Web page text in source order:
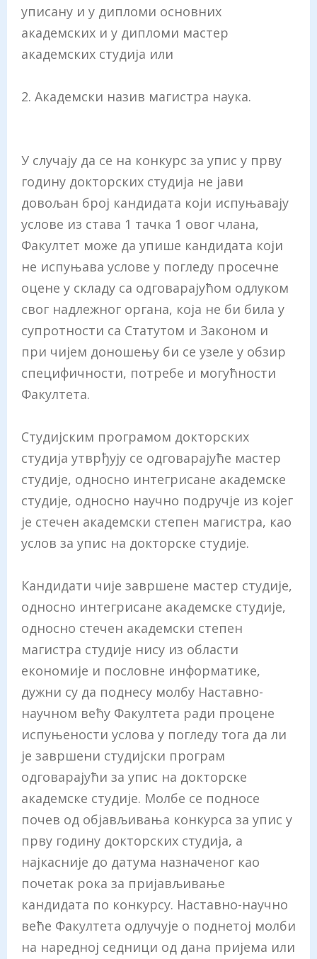
уписану и у дипломи основних
академских и у дипломи мастер
академских студија или
2. Академски назив магистра наука.
У случају да се на конкурс за упис у прву
годину докторских студија не јави
довољан број кандидата који испуњавају
услове из става 1 тачка 1 овог члана,
Факултет може да упише кандидата који
не испуњава услове у погледу просечне
оцене у складу са одговарајућом одлуком
свог надлежног органа, која не би била у
супротности са Статутом и Законом и
при чијем доношењу би се узеле у обзир
специфичности, потребе и могућности
Факултета.
Студијским програмом докторских
студија утврђују се одговарајуће мастер
студије, односно интегрисане академске
студије, односно научно подручје из којег
је стечен академски степен магистра, као
услов за упис на докторске студије.
Кандидати чије завршене мастер студије,
односно интегрисане академске студије,
односно стечен академски степен
магистра студије нису из области
економије и пословне информатике,
дужни су да поднесу молбу Наставно-
научном већу Факултета ради процене
испуњености услова у погледу тога да ли
је завршени студијски програм
одговарајући за упис на докторске
академске студије. Молбе се подносе
почев од објављивања конкурса за упис у
прву годину докторских студија, а
најкасније до датума назначеног као
почетак рока за пријављивање
кандидата по конкурсу. Наставно-научно
веће Факултета одлучује о поднетој молби
на наредној седници од дана пријема или